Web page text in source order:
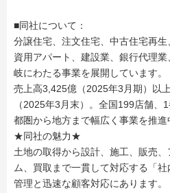
■同社について：
分譲住宅、注文住宅、中古住宅再
資用アパート、建設業、銀行代理
岐にわたる事業を展開しています。
売上高3,425億（2025年3月期）以
（2025年3月末）。全国199店舗
都圏から地方まで幅広く事業を推進
★同社の魅力★
土地の取得から設計、施工、販売
ム、買取まで一貫して対応する「
管理と迅速な顧客対応にあります